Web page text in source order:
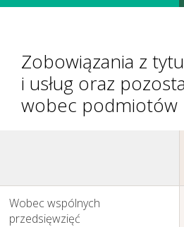
Zarządzanie
ludzkim
Zobowiązania z
i usług oraz
wobec podmiotów
Wobec wspólnych
przedsięwzięć